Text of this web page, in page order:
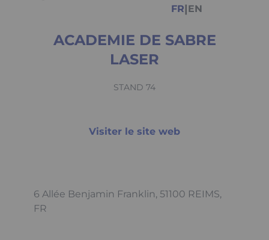
FR|EN
ACADEMIE DE SABRE
LASER
STAND 74
Visiter le site web
6 Allée Benjamin Franklin, 51100 REIMS,
FR